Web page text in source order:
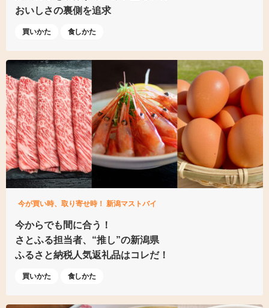
おいしさの裏側を追求
買いかた 食しかた
今が買い時、取り寄せ時！ 新潟マストバイ
今からでも間に合う！
さとふる担当者、“推し”の新潟県
ふるさと納税人気返礼品はコレだ！
買いかた 食しかた